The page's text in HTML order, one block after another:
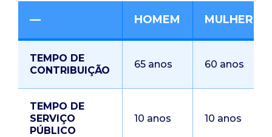
— HOMEM MULHER
TEMPO DE
CONTRIBUIÇÃO
65 anos 60 anos
TEMPO DE
SERVIÇO
PÚBLICO
10 anos 10 anos